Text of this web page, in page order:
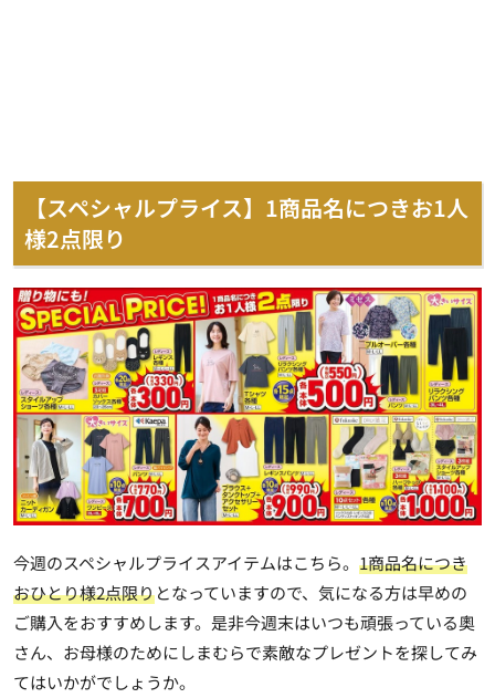
【スペシャルプライス】1商品名につきお1人
様2点限り
今週のスペシャルプライスアイテムはこちら。 1商品名につき
おひとり様2点限りとなっていますので、気になる方は早めの
ご購入をおすすめします。是非今週末はいつも頑張っている奧
さん、お母様のためにしまむらで素敵なプレゼントを探してみ
てはいかがでしょうか。